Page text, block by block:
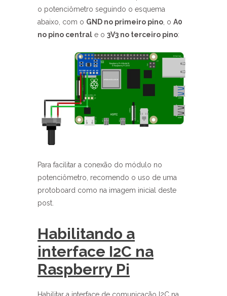
o potenciômetro seguindo o esquema
abaixo, com o GND no primeiro pino , o A0
no pino central e o 3V3 no terceiro pino:
Para facilitar a conexão do módulo no
potenciômetro, recomendo o uso de uma
protoboard como na imagem inicial deste
post.
Habilitando a
interface I2C na
Raspberry Pi